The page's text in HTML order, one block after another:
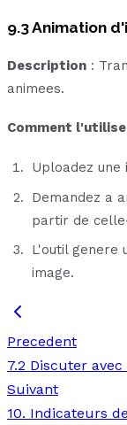
9.3 Animation
Description :
animees.
Comment
Uploadez une
Demandez a
partir de
L'outil genere
image.
Precedent
7.2 Discuter
Suivant
10. Indicateurs